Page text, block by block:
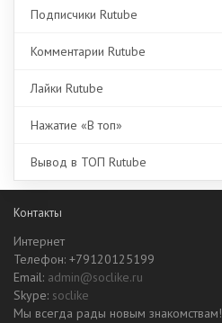
Подписчики Rutube
Комментарии Rutube
Лайки Rutube
Нажатие «В топ»
Вывод в ТОП Rutube
Контакты
Интернет
Телефон: +79120125199
Email: admin@soclike.ru
Skype: soclike
Мы всегда рады новым знакомствам!